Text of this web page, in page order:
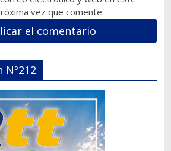
vez que comente.
Nº212